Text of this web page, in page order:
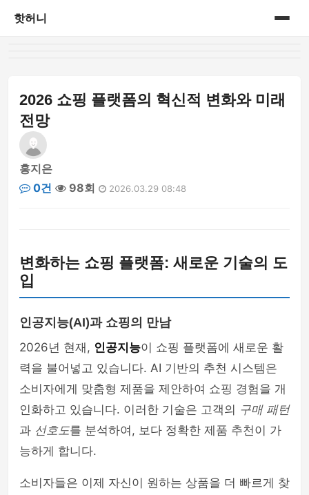
핫허니
2026 쇼핑 플랫폼의 혁신적 변화와 미래
전망
홍지은
0건
98회 2026.03.29 08:48
변화하는 쇼핑 플랫폼: 새로운 기술의 도
입
인공지능(AI)과 쇼핑의 만남
2026년 현재, 인공지능이 쇼핑 플랫폼에 새로운 활
력을 불어넣고 있습니다. AI 기반의 추천 시스템은
소비자에게 맞춤형 제품을 제안하여 쇼핑 경험을 개
인화하고 있습니다. 이러한 기술은 고객의 구매 패턴
과 선호도를 분석하여, 보다 정확한 제품 추천이 가
능하게 합니다.
소비자들은 이제 자신이 원하는 상품을 더 빠르게 찾